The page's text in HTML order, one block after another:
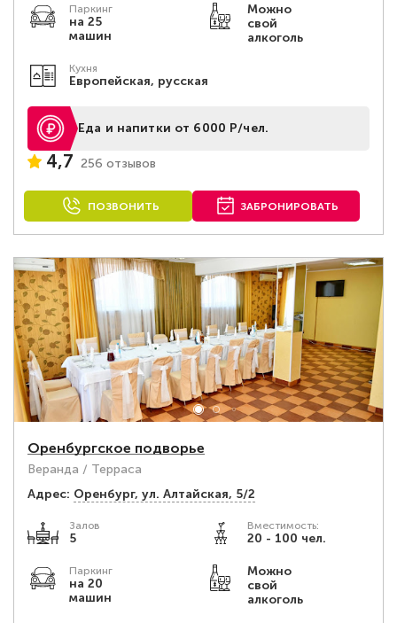
Паркинг
на 25
машин
Можно
свой
алкоголь
Кухня
Европейская, русская
Еда и напитки от 6000 Р/чел.
4,7 256 отзывов
ПОЗВОНИТЬ ЗАБРОНИРОВАТЬ
Оренбургское подворье
Веранда / Терраса
Адрес: Оренбург, ул. Алтайская, 5/2
Залов
5
Вместимость:
20 - 100 чел.
Паркинг
на 20
машин
Можно
свой
алкоголь